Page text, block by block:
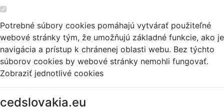
Potrebné súbory cookies pomáhajú vytvárať použiteľné
webové stránky tým, že umožňujú základné funkcie, ako je
navigácia a prístup k chránenej oblasti webu. Bez týchto
súborov cookies by webové stránky nemohli fungovať.
Zobraziť jednotlivé cookies
cedslovakia.eu